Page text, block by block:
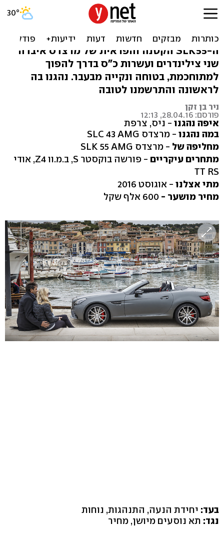
מרצדס SLC 43 בהשקה -
פחות כוח, יותר תחכום
ה-SLK55 הקטנה והפראית של מרצדס איבדה
שני צילינדרים ועשרות כ"ס בדרך להפוך
למתוחכמת, בטוחה ונקייה מבעבר. נהגנו בה
לראשונה והתרשמנו לטובה
ניר בן זקן
פורסם: 28.04.16, 12:13
איפה נהגנו - ניס, צרפת
במה נהגנו - מרצדס SLC 43 AMG
מחליפה של - מרצדס SLK 55 AMG
מתחרים עיקריים
- פורשה בוקסטר S, ב.מ.וו Z4, אודי
TT RS
מתי אצלנו - אוגוסט 2016
מחיר מושער - 600 אלף שקל
בעד: יחידת הנעה, התנהגות, נוחות
נגד: תא נוסעים מיושן, מחיר